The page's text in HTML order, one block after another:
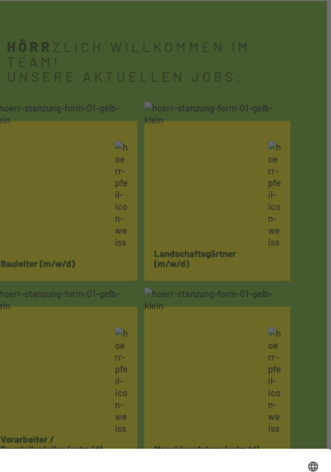
HÖRR ZLICH WILLKOMMEN IM
TEAM!
UNSERE AKTUELLEN JOBS:
Bauleiter (m/w/d)
Landschaftsgärtner
(m/w/d)
Vorarbeiter /
Baustellenleiter (w/m/d)
Maschinenfahrer (w/m/d)